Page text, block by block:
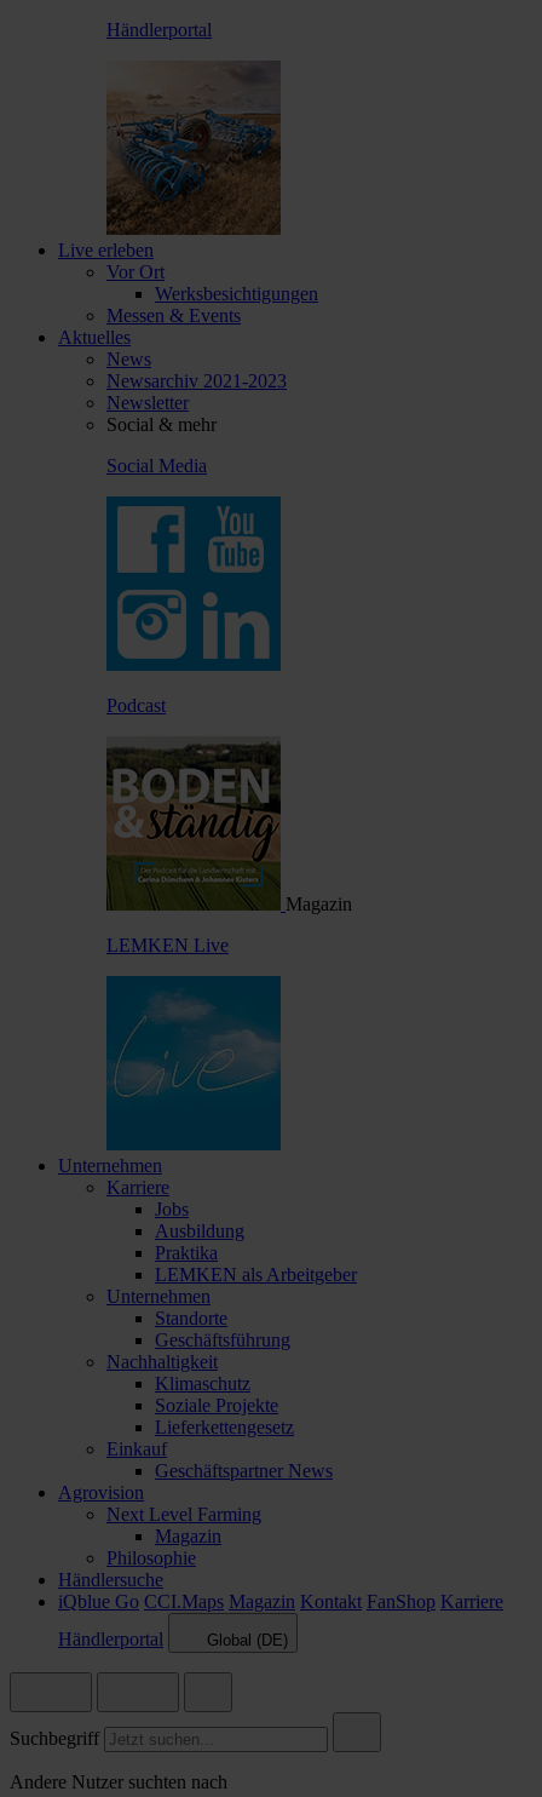
Händlerportal
Live erleben
Vor Ort
Werksbesichtigungen
Messen & Events
Aktuelles
News
Newsarchiv 2021-2023
Newsletter
Social & mehr
Social Media
Podcast
Magazin
LEMKEN Live
Unternehmen
Karriere
Jobs
Ausbildung
Praktika
LEMKEN als Arbeitgeber
Unternehmen
Standorte
Geschäftsführung
Nachhaltigkeit
Klimaschutz
Soziale Projekte
Lieferkettengesetz
Einkauf
Geschäftspartner News
Agrovision
Next Level Farming
Magazin
Philosophie
Händlersuche
iQblue Go CCI.Maps Magazin Kontakt FanShop Karriere
Händlerportal
Global (DE)
Suchbegriff
Andere Nutzer suchten nach